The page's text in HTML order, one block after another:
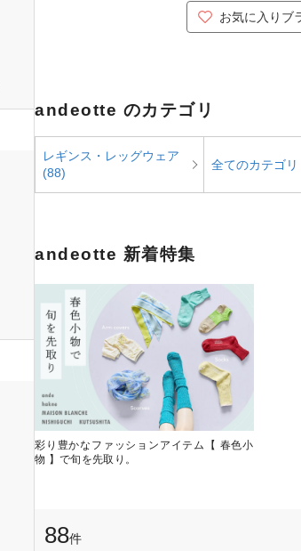
お気に入りブ
andeotte のカテゴリ
レギンス・レッグウェア
(88)
全てのカテゴリ
andeotte 新着特集
彩り豊かなファッションアイテム【 春色小
物 】で旬を先取り。
88件